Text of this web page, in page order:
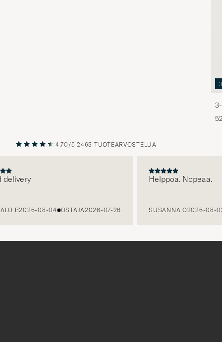
EDELLINEN
4.70/5 2463 TUOTEARVOSTELUA
B2026-08-04 OSTAJA2026-07-26
Helppoa. Nopeaa.
SUSANNA O2026-08-03